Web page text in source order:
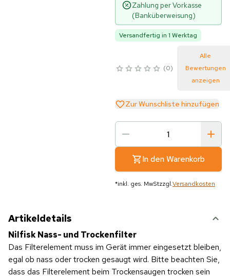
Zahlung per Vorkasse
(Banküberweisung)
Versandfertig in 1 Werktag
0
Alle
Bewertungen
anzeigen
Zur Wunschliste hinzufügen
In den Warenkorb
*inkl. ges. MwStzzgl.Versandkosten
Artikeldetails
Nilfisk Nass- und Trockenfilter
Das Filterelement muss im Gerät immer eingesetzt bleiben,
egal ob nass oder trocken gesaugt wird. Bitte beachten Sie,
dass das Filterelement beim Trockensaugen trocken sein